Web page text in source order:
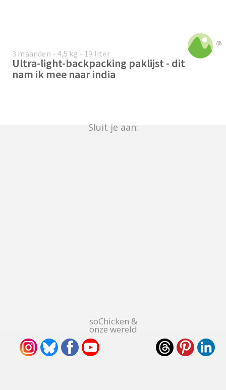
46
3 maanden - 4,5 kg - 19 liter
Ultra-light-backpacking paklijst - dit
nam ik mee naar india
Sluit je aan:
soChicken &
onze wereld